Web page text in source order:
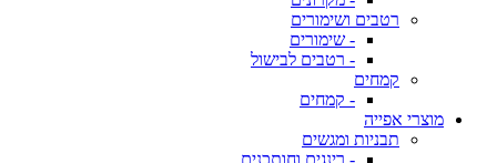
רטבים ושימורים
- שימורים
- רטבים לבישול
קמחים
- קמחים
מוצרי אפייה
תבניות ומגשים
- רינגים וחותכנים